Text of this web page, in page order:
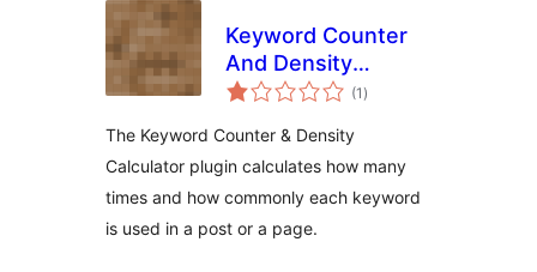
Keyword Counter
And Density
Calculator
(1 загальний
рейтинг
)
The Keyword Counter & Density
Calculator plugin calculates how many
times and how commonly each keyword
is used in a post or a page.